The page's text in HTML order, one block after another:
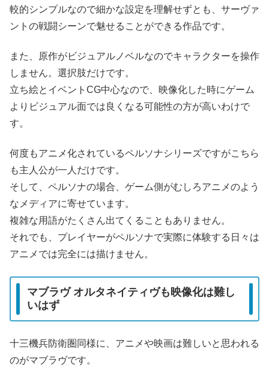
較的シンプルなので細かな設定を理解せずとも、サーヴァ
ントの戦闘シーンで魅せることができる作品です。
また、原作がビジュアルノベルなのでキャラクターを操作
しません。選択肢だけです。
立ち絵とイベントCG中心なので、映像化した時にゲーム
よりビジュアル面では良くなる可能性の方が高いわけで
す。
何度もアニメ化されているペルソナシリーズですがこちら
も主人公が一人だけです。
そして、ペルソナの場合、ゲーム側がむしろアニメのよう
なメディアに寄せています。
複雑な用語がたくさん出てくることもありません。
それでも、プレイヤーがペルソナで実際に体験する日々は
アニメでは完全には描けません。
マブラヴ オルタネイティヴも映像化は難し
いはず
十三機兵防衛圏同様に、アニメや映画は難しいと思われる
のがマブラヴです。